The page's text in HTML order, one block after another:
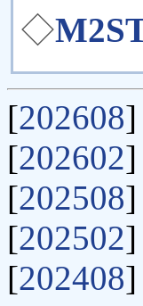
◇
[202608
[202602
[202508
[202502
[202408